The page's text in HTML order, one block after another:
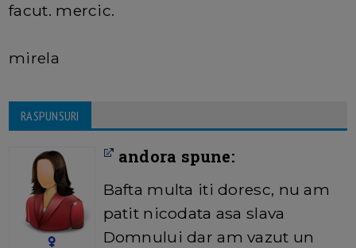
facut. mercic.
mirela
RASPUNSURI
andora spune:
Bafta multa iti doresc, nu am
patit nicodata asa slava
Domnului dar am vazut un